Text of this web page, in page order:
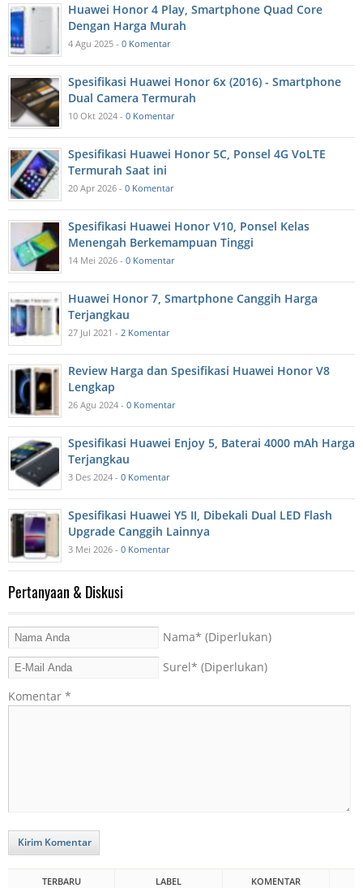
Huawei Honor 4 Play, Smartphone Quad Core
Dengan Harga Murah
4 Agu 2025 - 0 Komentar
Spesifikasi Huawei Honor 6x (2016) - Smartphone
Dual Camera Termurah
10 Okt 2024 - 0 Komentar
Spesifikasi Huawei Honor 5C, Ponsel 4G VoLTE
Termurah Saat ini
20 Apr 2026 - 0 Komentar
Spesifikasi Huawei Honor V10, Ponsel Kelas
Menengah Berkemampuan Tinggi
14 Mei 2026 - 0 Komentar
Huawei Honor 7, Smartphone Canggih Harga
Terjangkau
27 Jul 2021 - 2 Komentar
Review Harga dan Spesifikasi Huawei Honor V8
Lengkap
26 Agu 2024 - 0 Komentar
Spesifikasi Huawei Enjoy 5, Baterai 4000 mAh Harga
Terjangkau
3 Des 2024 - 0 Komentar
Spesifikasi Huawei Y5 II, Dibekali Dual LED Flash
Upgrade Canggih Lainnya
3 Mei 2026 - 0 Komentar
Pertanyaan & Diskusi
Nama* (Diperlukan)
Surel* (Diperlukan)
Komentar *
Kirim Komentar
TERBARU LABEL KOMENTAR